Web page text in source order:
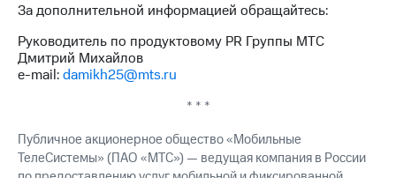
За дополнительной информацией обращайтесь:
Руководитель по продуктовому PR Группы МТС
Дмитрий Михайлов
e-mail:damikh25@mts.ru
* * *
Публичное акционерное общество «Мобильные
ТелеСистемы» (ПАО «МТС») — ведущая компания в России